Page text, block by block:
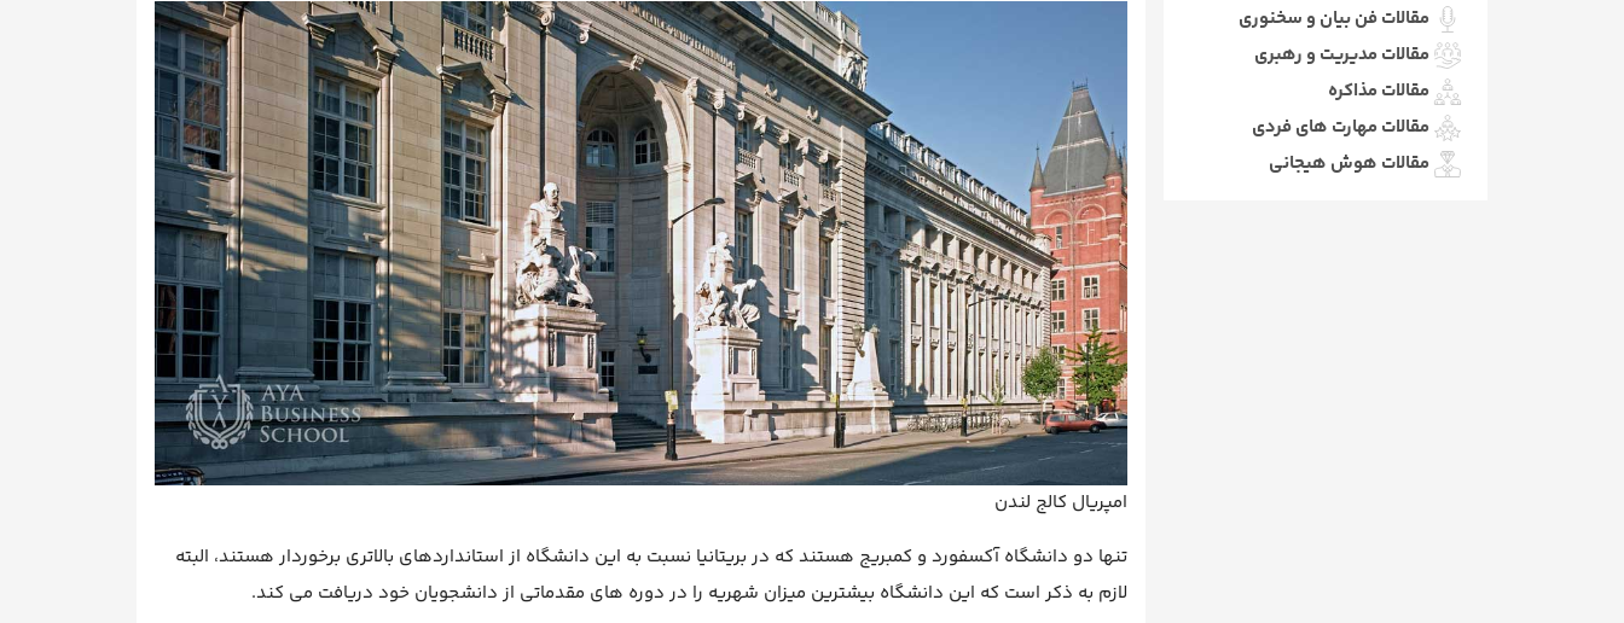
امپریال کالج لندن
تنها دو دانشگاه آکسفورد و کمبریج هستند که در بریتانیا نسبت به این دانشگاه از استانداردهای بالاتری برخوردار هستند، البته
لازم به ذکر است که این دانشگاه بیشترین میزان شهریه را در دوره های مقدماتی از دانشجویان خود دریافت می کند.
مقالات فن بیان و سخنوری
مقالات مدیریت و رهبری
مقالات مذاکره
مقالات مهارت های فردی
مقالات هوش هیجانی